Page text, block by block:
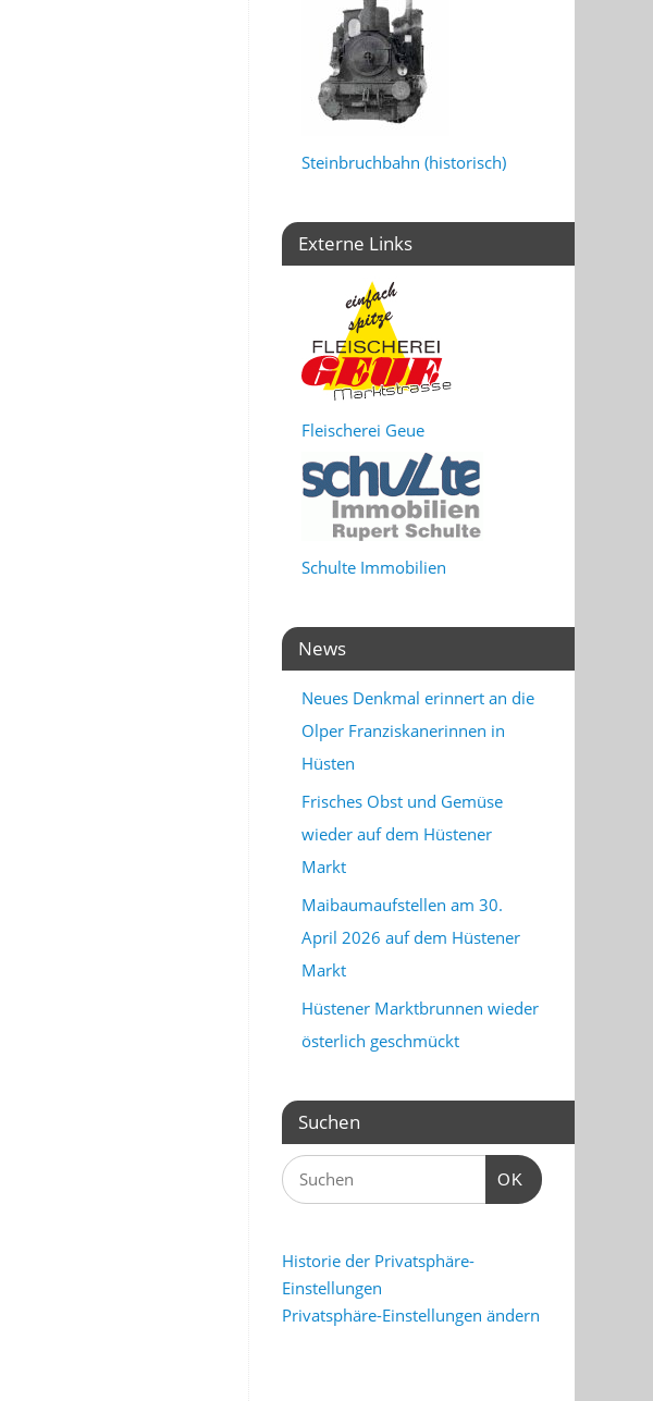
Steinbruchbahn (historisch)
Externe Links
Fleischerei Geue
Schulte Immobilien
News
Neues Denkmal erinnert an die
Olper Franziskanerinnen in
Hüsten
Frisches Obst und Gemüse
wieder auf dem Hüstener
Markt
Maibaumaufstellen am 30.
April 2026 auf dem Hüstener
Markt
Hüstener Marktbrunnen wieder
österlich geschmückt
Suchen
OK
Historie der Privatsphäre-
Einstellungen
Privatsphäre-Einstellungen ändern